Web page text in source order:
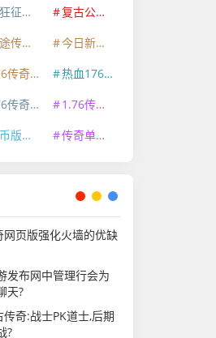
奇180复古
复古公益传奇SF
奇手游
今日新开复古传奇私服
手游三端互通
热血176传奇手游
金币手游版
1.76传奇手游BT版
奇1.76复古 传奇单职业超变手游
网页版强化火墙的优缺
发布网中管理行会为
天?
奇:战士PK道士,后期
?